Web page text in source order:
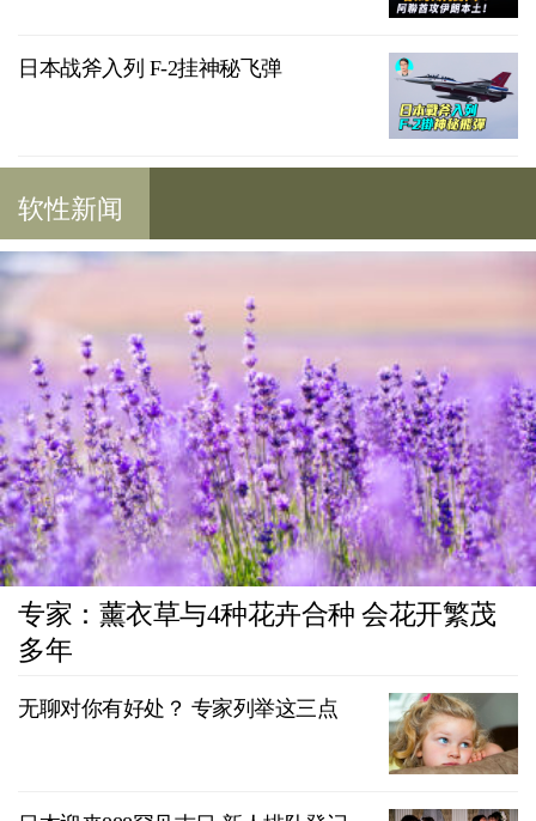
日本战斧入列 F-2挂神秘飞弹
软性新闻
专家：薰衣草与4种花卉合种 会花开繁茂
多年
无聊对你有好处？ 专家列举这三点